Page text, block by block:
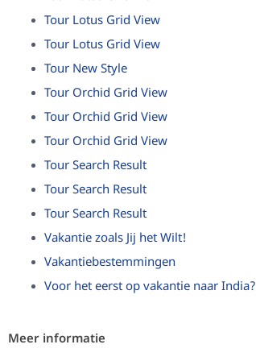
Tour Lotus Grid View
Tour Lotus Grid View
Tour New Style
Tour Orchid Grid View
Tour Orchid Grid View
Tour Orchid Grid View
Tour Search Result
Tour Search Result
Tour Search Result
Vakantie zoals Jij het Wilt!
Vakantiebestemmingen
Voor het eerst op vakantie naar India?
Meer informatie